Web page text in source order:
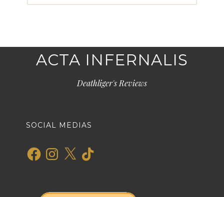
ACTA INFERNALIS
Deathliger's Reviews
SOCIAL MEDIAS
FacebookInstagram
X TikTok